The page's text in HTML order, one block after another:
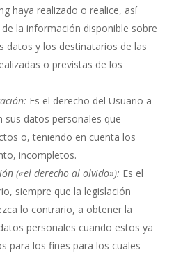
haya realizado o realice, así
la información disponible sobre
datos y los destinatarios de las
o previstas de los
Es el derecho del Usuario a
sus datos personales que
o, teniendo en cuenta los
incompletos.
(«el derecho al olvido»): Es el
siempre que la legislación
lo contrario, a obtener la
personales cuando estos ya
para los fines para los cuales